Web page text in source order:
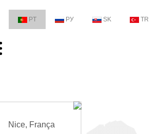
PT РУ SK TR
Nice, França